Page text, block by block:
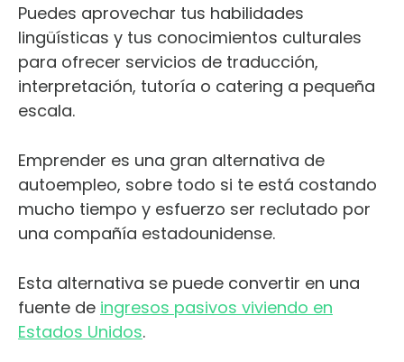
Puedes aprovechar tus habilidades
lingüísticas y tus conocimientos culturales
para ofrecer servicios de traducción,
interpretación, tutoría o catering a pequeña
escala.
Emprender es una gran alternativa de
autoempleo, sobre todo si te está costando
mucho tiempo y esfuerzo ser reclutado por
una compañía estadounidense.
Esta alternativa se puede convertir en una
fuente de ingresos pasivos viviendo en
Estados Unidos.